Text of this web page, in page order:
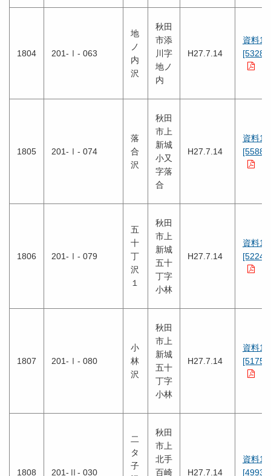
1804 201-Ⅰ- 063
地
ノ
内
沢
秋田
市添
川字
地ノ
内
H27.7.14
資料1
1805 201-Ⅰ- 074
落
合
沢
秋田
市上
新城
小又
字落
合
H27.7.14
資料1
1806 201-Ⅰ- 079
五
十
丁
沢
１
秋田
市上
新城
五十
丁字
小林
H27.7.14
資料1
1807 201-Ⅰ- 080
小
林
沢
秋田
市上
新城
五十
丁字
小林
H27.7.14
資料1
1808 201-Ⅱ- 030
二
タ
子
秋田
市上
北手
百崎
H27.7.14
資料1